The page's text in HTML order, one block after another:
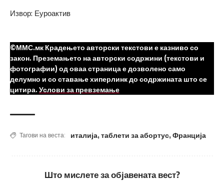
Извор: Еуроактив
©ММС.мк Крадењето авторски текстови е казниво со
закон. Преземањето на авторски содржини (текстови и
фотографии) од оваа страница е дозволено само
делумно и со ставање хиперлинк до содржината што се
цитира. Услови за превземање
Тагови на веста: италија, таблети за абортус, Франција
Што мислете за објавената вест?